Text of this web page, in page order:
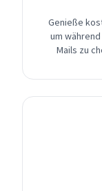
Genieße
um
Mails zu